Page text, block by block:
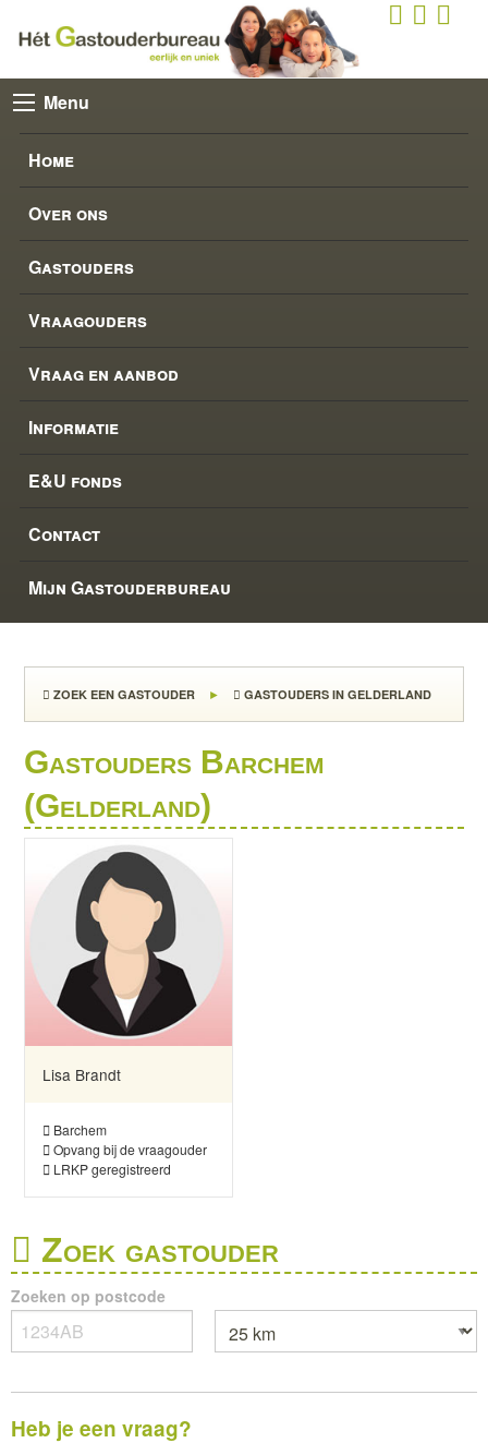
Menu
Home
Over ons
Gastouders
Vraagouders
Vraag en aanbod
Informatie
E&U fonds
Contact
Mijn Gastouderbureau
ZOEK EEN GASTOUDER GASTOUDERS IN GELDERLAND
Gastouders Barchem
(Gelderland)
Lisa Brandt
Barchem
Opvang bij de vraagouder
LRKP geregistreerd
Zoek gastouder
Zoeken op postcode
Heb je een vraag?